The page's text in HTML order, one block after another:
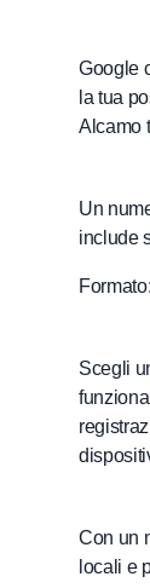
Google
la tua
Alcamo
Un
include
Scegli
Con un
locali e